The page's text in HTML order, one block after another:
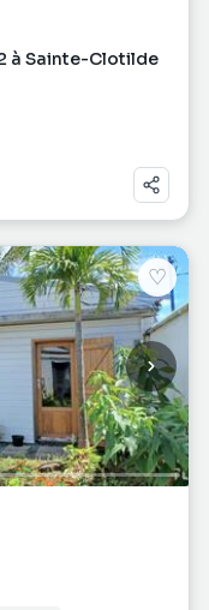
à Sainte-Clotilde
♡